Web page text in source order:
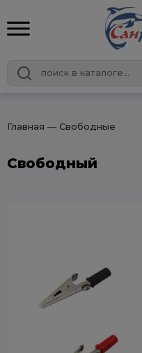
Главная ― Свободные
Свободный